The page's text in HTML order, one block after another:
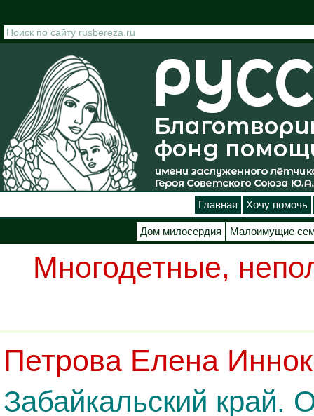
Главная Хочу помочь
Дом милосердия Малоимущие
Многодетные,
Петрова Елена
Забайкальский край.